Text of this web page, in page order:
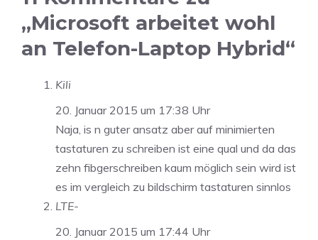
„Microsoft arbeitet wohl
an Telefon-Laptop Hybrid“
Kili
20. Januar 2015 um 17:38 Uhr
Naja, is n guter ansatz aber auf minimierten
tastaturen zu schreiben ist eine qual und da das
zehn fibgerschreiben kaum möglich sein wird ist
es im vergleich zu bildschirm tastaturen sinnlos
LTE-
20. Januar 2015 um 17:44 Uhr